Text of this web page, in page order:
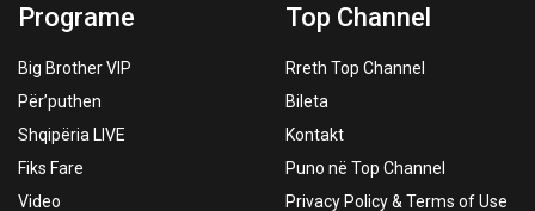
Programe
Big Brother VIP
Për’puthen
Shqipëria LIVE
Fiks Fare
Video
Top Channel
Rreth Top Channel
Bileta
Kontakt
Puno në Top Channel
Privacy Policy & Terms of Use